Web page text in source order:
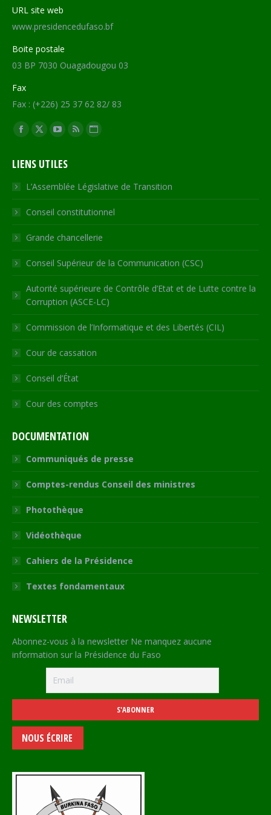
URL site web
www.presidencedufaso.bf
Boite postale
03 BP 7030 Ouagadougou 03
Fax
Fax : (+226) 25 37 62 82/ 83
Trouvez nous sur :
Facebook
opens
in
new
window
X
opens
in
new
window
YouTube
opens
in
new
window
RSS
in
new
window
Site
opens
in
new
LIENS UTILES
L’Assemblée Législative de Transition
Conseil constitutionnel
Grande chancellerie
Conseil Supérieur de la Communication (CSC)
Autorité supérieure de Contrôle d’Etat et de Lutte contre la
Corruption (ASCE-LC)
Commission de l’Informatique et des Libertés (CIL)
Cour de cassation
Conseil d’État
Cour des comptes
DOCUMENTATION
Communiqués de presse
Comptes-rendus Conseil des ministres
Photothèque
Vidéothèque
Cahiers de la Présidence
Textes fondamentaux
NEWSLETTER
Abonnez-vous à la newsletter Ne manquez aucune
information sur la Présidence du Faso
NOUS ÉCRIRE